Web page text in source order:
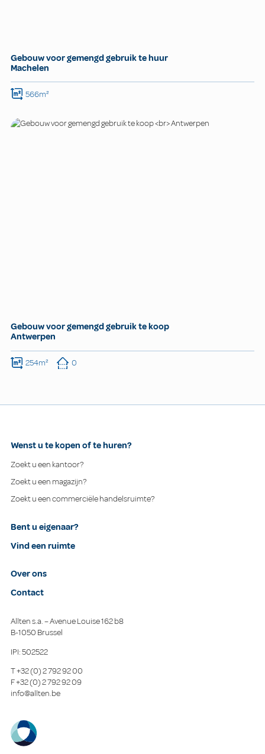
Gebouw voor gemengd gebruik te huur
Machelen
566m²
Gebouw voor gemengd gebruik te koop
Antwerpen
254m² 0
Wenst u te kopen of te huren?
Zoekt u een kantoor?
Zoekt u een magazijn?
Zoekt u een commerciële handelsruimte?
Bent u eigenaar?
Vind een ruimte
Over ons
Contact
Allten s.a. – Avenue Louise 162 b8
B-1050 Brussel
IPI: 502522
T+32 (0) 2 792 92 00
F+32 (0) 2 792 92 09
info@allten.be